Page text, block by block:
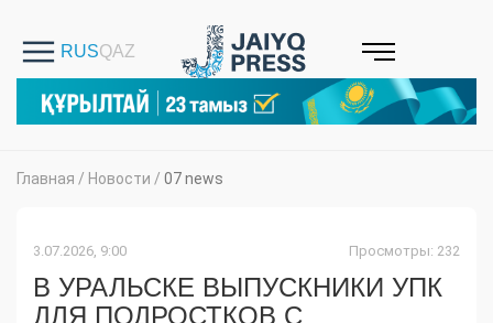
Главная / Новости / 07 news
3.07.2026, 9:00 Просмотры: 232
В УРАЛЬСКЕ ВЫПУСКНИКИ УПК
ДЛЯ ПОДРОСТКОВ С